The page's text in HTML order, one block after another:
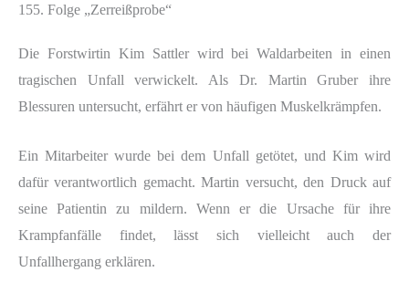
155. Folge „Zerreißprobe“
Die Forstwirtin Kim Sattler wird bei Waldarbeiten in einen
tragischen Unfall verwickelt. Als Dr. Martin Gruber ihre
Blessuren untersucht, erfährt er von häufigen Muskelkrämpfen.
Ein Mitarbeiter wurde bei dem Unfall getötet, und Kim wird
dafür verantwortlich gemacht. Martin versucht, den Druck auf
seine Patientin zu mildern. Wenn er die Ursache für ihre
Krampfanfälle findet, lässt sich vielleicht auch der
Unfallhergang erklären.